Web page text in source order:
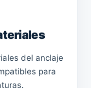
del anclaje
para